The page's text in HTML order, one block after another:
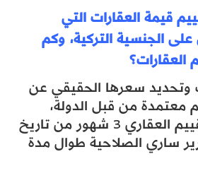
قيمة العقارات التي
الجنسية التركية، وكم
العقارات؟
وتحديد سعرها الحقيقي عن
من قبل الدولة،
وصلاحية تقرير التقييم العقاري 3 شهور من تاريخ
ساري الصلاحية طوال مدة